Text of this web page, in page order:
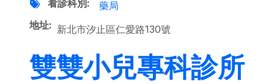
看診科別
藥局
地址
新北市汐止區仁愛路130號
雙雙小兒專科診所